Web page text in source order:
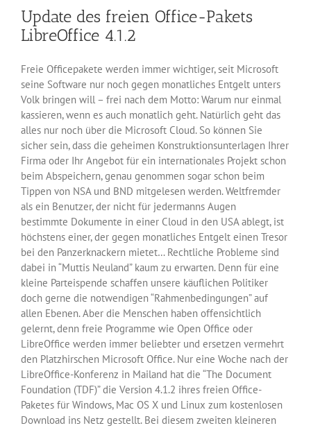
SHA-
1
Update des freien Office-Pakets
LibreOffice 4.1.2
Freie Officepakete werden immer wichtiger, seit Microsoft
seine Software nur noch gegen monatliches Entgelt unters
Volk bringen will – frei nach dem Motto: Warum nur einmal
kassieren, wenn es auch monatlich geht. Natürlich geht das
alles nur noch über die Microsoft Cloud. So können Sie
sicher sein, dass die geheimen Konstruktionsunterlagen Ihrer
Firma oder Ihr Angebot für ein internationales Projekt schon
beim Abspeichern, genau genommen sogar schon beim
Tippen von NSA und BND mitgelesen werden. Weltfremder
als ein Benutzer, der nicht für jedermanns Augen
bestimmte Dokumente in einer Cloud in den USA ablegt, ist
höchstens einer, der gegen monatliches Entgelt einen Tresor
bei den Panzerknackern mietet… Rechtliche Probleme sind
dabei in “Muttis Neuland” kaum zu erwarten. Denn für eine
kleine Parteispende schaffen unsere käuflichen Politiker
doch gerne die notwendigen “Rahmenbedingungen” auf
allen Ebenen. Aber die Menschen haben offensichtlich
gelernt, denn freie Programme wie Open Office oder
LibreOffice werden immer beliebter und ersetzen vermehrt
den Platzhirschen Microsoft Office. Nur eine Woche nach der
LibreOffice-Konferenz in Mailand hat die “The Document
Foundation (TDF)” die Version 4.1.2 ihres freien Office-
Paketes für Windows, Mac OS X und Linux zum kostenlosen
Download ins Netz gestellt. Bei diesem zweiten kleineren